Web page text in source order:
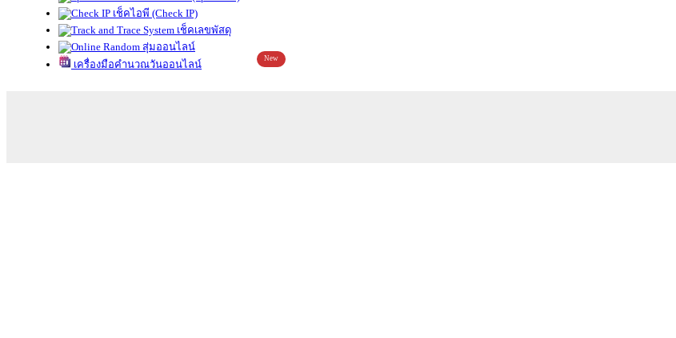
เช็คไอพี (Check IP)
เช็คเลขพัสดุ
สุ่มออนไลน์
เครื่องมือคำนวณวันออนไลน์
New